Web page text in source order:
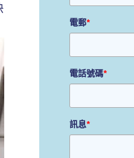
電郵*
電話號碼*
訊息*